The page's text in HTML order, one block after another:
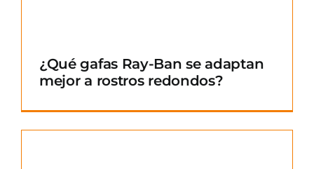
¿Qué gafas Ray-Ban se adaptan
mejor a rostros redondos?